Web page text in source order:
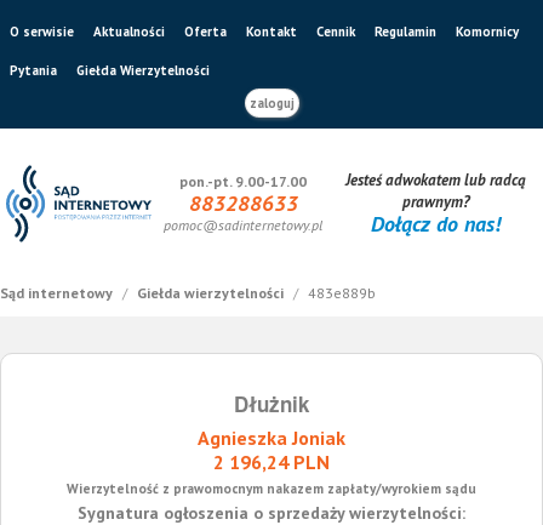
O serwisie Aktualności Oferta Kontakt Cennik Regulamin Komornicy
Pytania
Giełda Wierzytelności
zaloguj
pon.-pt. 9.00-17.00
883288633
pomoc@sadinternetowy.pl
Jesteś adwokatem lub radcą
prawnym?
Dołącz do nas!
Sąd internetowy / Giełda wierzytelności / 483e889b
Dłużnik
Agnieszka Joniak
2 196,24 PLN
Wierzytelność z prawomocnym nakazem zapłaty/wyrokiem sądu
Sygnatura ogłoszenia o sprzedaży wierzytelności: